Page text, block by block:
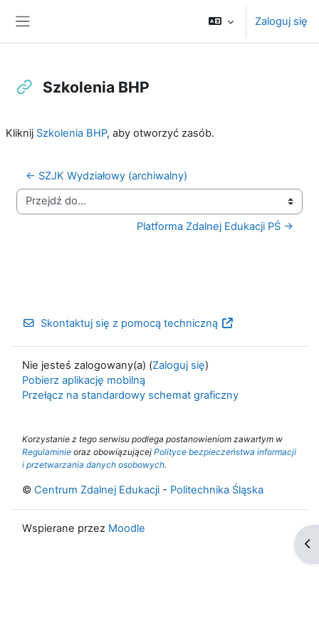
Zaloguj się
Szkolenia BHP
Kliknij Szkolenia BHP, aby otworzyć zasób.
← SZJK Wydziałowy (archiwalny)
Przejdź do...
Platforma Zdalnej Edukacji PŚ →
Skontaktuj się z pomocą techniczną
Nie jesteś zalogowany(a) (Zaloguj się)
Pobierz aplikację mobilną
Przełącz na standardowy schemat graficzny
Korzystanie z tego serwisu podlega postanowieniom zawartym w
Regulaminie oraz obowiązującej Polityce bezpieczeństwa informacji
i przetwarzania danych osobowych.
© Centrum Zdalnej Edukacji - Politechnika Śląska
Wspierane przez Moodle